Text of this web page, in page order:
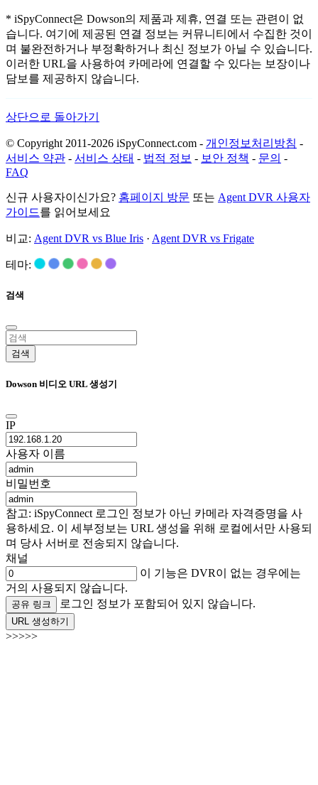
* iSpyConnect은 Dowson의 제품과 제휴, 연결 또는 관련이 없
습니다. 여기에 제공된 연결 정보는 커뮤니티에서 수집한 것이
며 불완전하거나 부정확하거나 최신 정보가 아닐 수 있습니다.
이러한 URL을 사용하여 카메라에 연결할 수 있다는 보장이나
담보를 제공하지 않습니다.
상단으로 돌아가기
© Copyright 2011-2026 iSpyConnect.com - 개인정보처리방침 -
서비스 약관 - 서비스 상태 - 법적 정보 - 보안 정책 - 문의 -
FAQ
신규 사용자이신가요? 홈페이지 방문 또는 Agent DVR 사용자
가이드를 읽어보세요
비교: Agent DVR vs Blue Iris · Agent DVR vs Frigate
테마:
검색
검색
Dowson 비디오 URL 생성기
IP
사용자 이름
비밀번호
참고: iSpyConnect 로그인 정보가 아닌 카메라 자격증명을 사
용하세요. 이 세부정보는 URL 생성을 위해 로컬에서만 사용되
며 당사 서버로 전송되지 않습니다.
채널
이 기능은 DVR이 없는 경우에는
거의 사용되지 않습니다.
공유 링크 로그인 정보가 포함되어 있지 않습니다.
URL 생성하기
>>>>>